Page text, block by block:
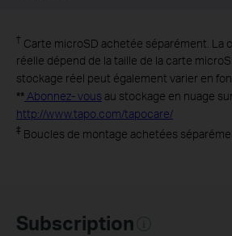
† Carte microSD achetée séparément. La
réelle dépend de la taille de la carte
stockage réel peut également varier en
** Abonnez- vous au stockage en nuage sur
http://www.tapo.com/tapocare/
‡ Boucles de montage achetées
Subscription